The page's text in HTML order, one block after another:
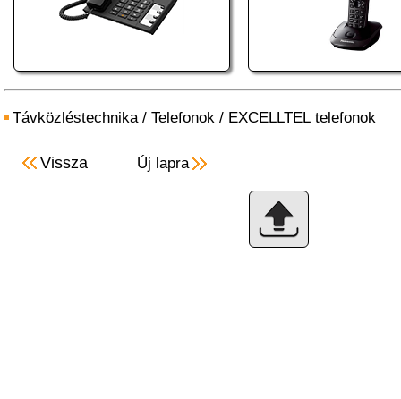
Távközléstechnika/ Telefonok / EXCELLTEL telefonok
Vissza Új lapra